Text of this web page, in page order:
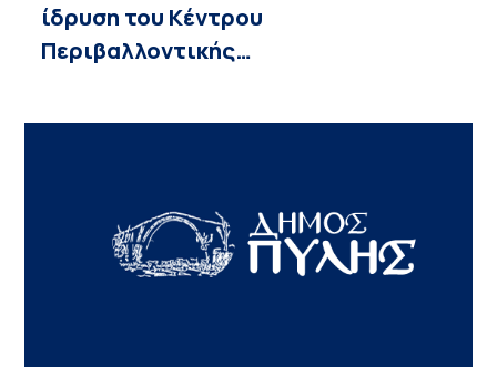
ίδρυση του Κέντρου
Περιβαλλοντικής…